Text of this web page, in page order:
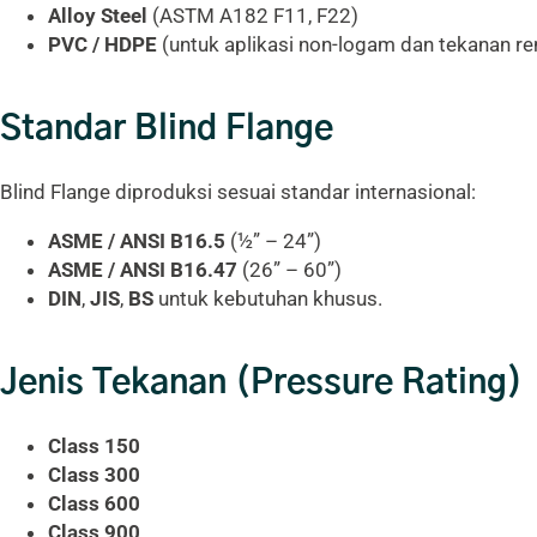
Alloy Steel (ASTM A182 F11, F22)
PVC / HDPE (untuk aplikasi non-logam dan tekanan
Standar Blind Flange
Blind Flange diproduksi sesuai standar internasional:
ASME / ANSI B16.5 (½” – 24”)
ASME / ANSI B16.47 (26” – 60”)
DIN, JIS, BS untuk kebutuhan khusus.
Jenis Tekanan (Pressure Rating)
Class 150
Class 300
Class 600